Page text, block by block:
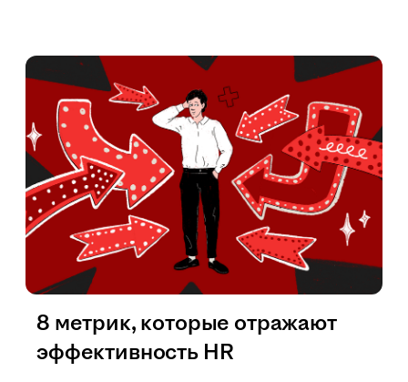
8 метрик, которые отражают
эффективность HR